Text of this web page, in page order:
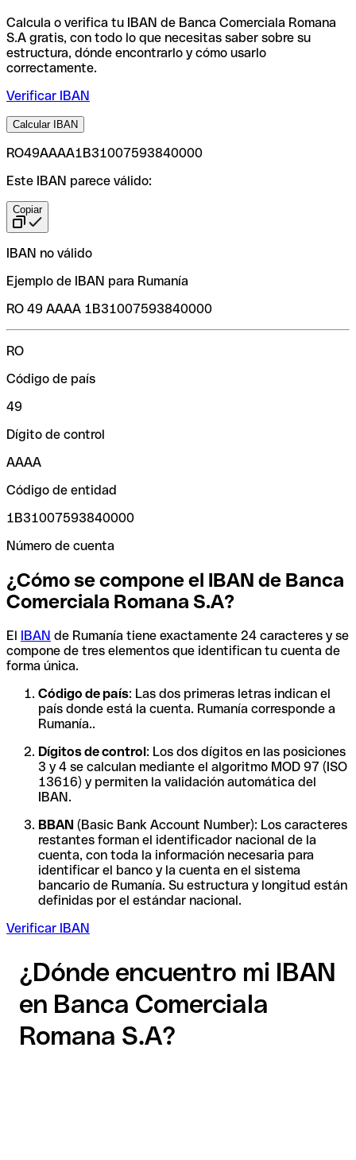
Calcula o verifica tu IBAN de Banca Comerciala Romana
S.A gratis, con todo lo que necesitas saber sobre su
estructura, dónde encontrarlo y cómo usarlo
correctamente.
Verificar IBAN
Calcular IBAN
RO49AAAA1B31007593840000
Este IBAN parece válido:
Copiar
IBAN no válido
Ejemplo de IBAN para Rumanía
RO 49 AAAA 1B31007593840000
RO
Código de país
49
Dígito de control
AAAA
Código de entidad
1B31007593840000
Número de cuenta
¿Cómo se compone el IBAN de Banca
Comerciala Romana S.A?
El IBAN de Rumanía tiene exactamente 24 caracteres y se
compone de tres elementos que identifican tu cuenta de
forma única.
Código de país: Las dos primeras letras indican el
país donde está la cuenta. Rumanía corresponde a
Rumanía..
Dígitos de control: Los dos dígitos en las posiciones
3 y 4 se calculan mediante el algoritmo MOD 97 (ISO
13616) y permiten la validación automática del
IBAN.
BBAN (Basic Bank Account Number): Los caracteres
restantes forman el identificador nacional de la
cuenta, con toda la información necesaria para
identificar el banco y la cuenta en el sistema
bancario de Rumanía. Su estructura y longitud están
definidas por el estándar nacional.
Verificar IBAN
¿Dónde encuentro mi IBAN
en Banca Comerciala
Romana S.A?